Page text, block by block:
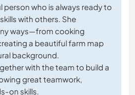
person who is always ready to
with others. She
ways—from cooking
a beautiful farm map
background.
with the team to build a
great teamwork,
on skills.